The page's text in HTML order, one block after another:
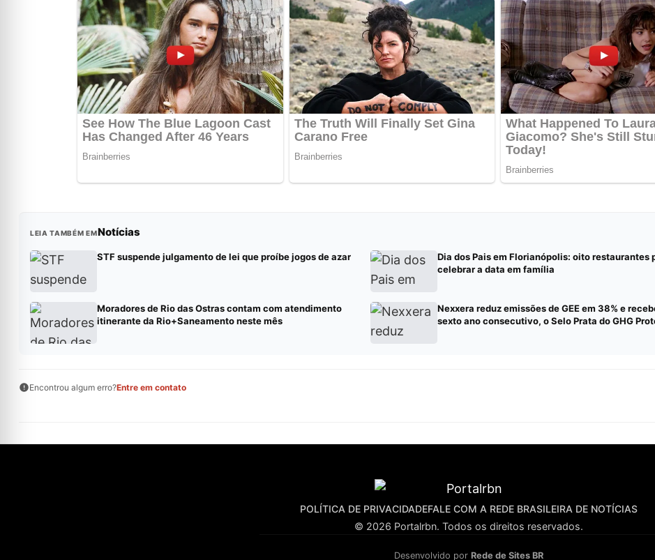
LEIA TAMBÉM EMNotícias
STF suspende julgamento de lei que proíbe jogos de azar
Dia dos Pais em Florianópolis: oito restaurantes
celebrar a data em família
Moradores de Rio das Ostras contam com atendimento
itinerante da Rio+Saneamento neste mês
Nexxera reduz emissões de GEE em 38% e
sexto ano consecutivo, o Selo Prata do GHG
Encontrou algum erro?Entre em contato
POLÍTICA DE PRIVACIDADEFALE COM A REDE BRASILEIRA DE NOTÍCIAS
© 2026 Portalrbn. Todos os direitos reservados.
Desenvolvido por Rede de Sites BR